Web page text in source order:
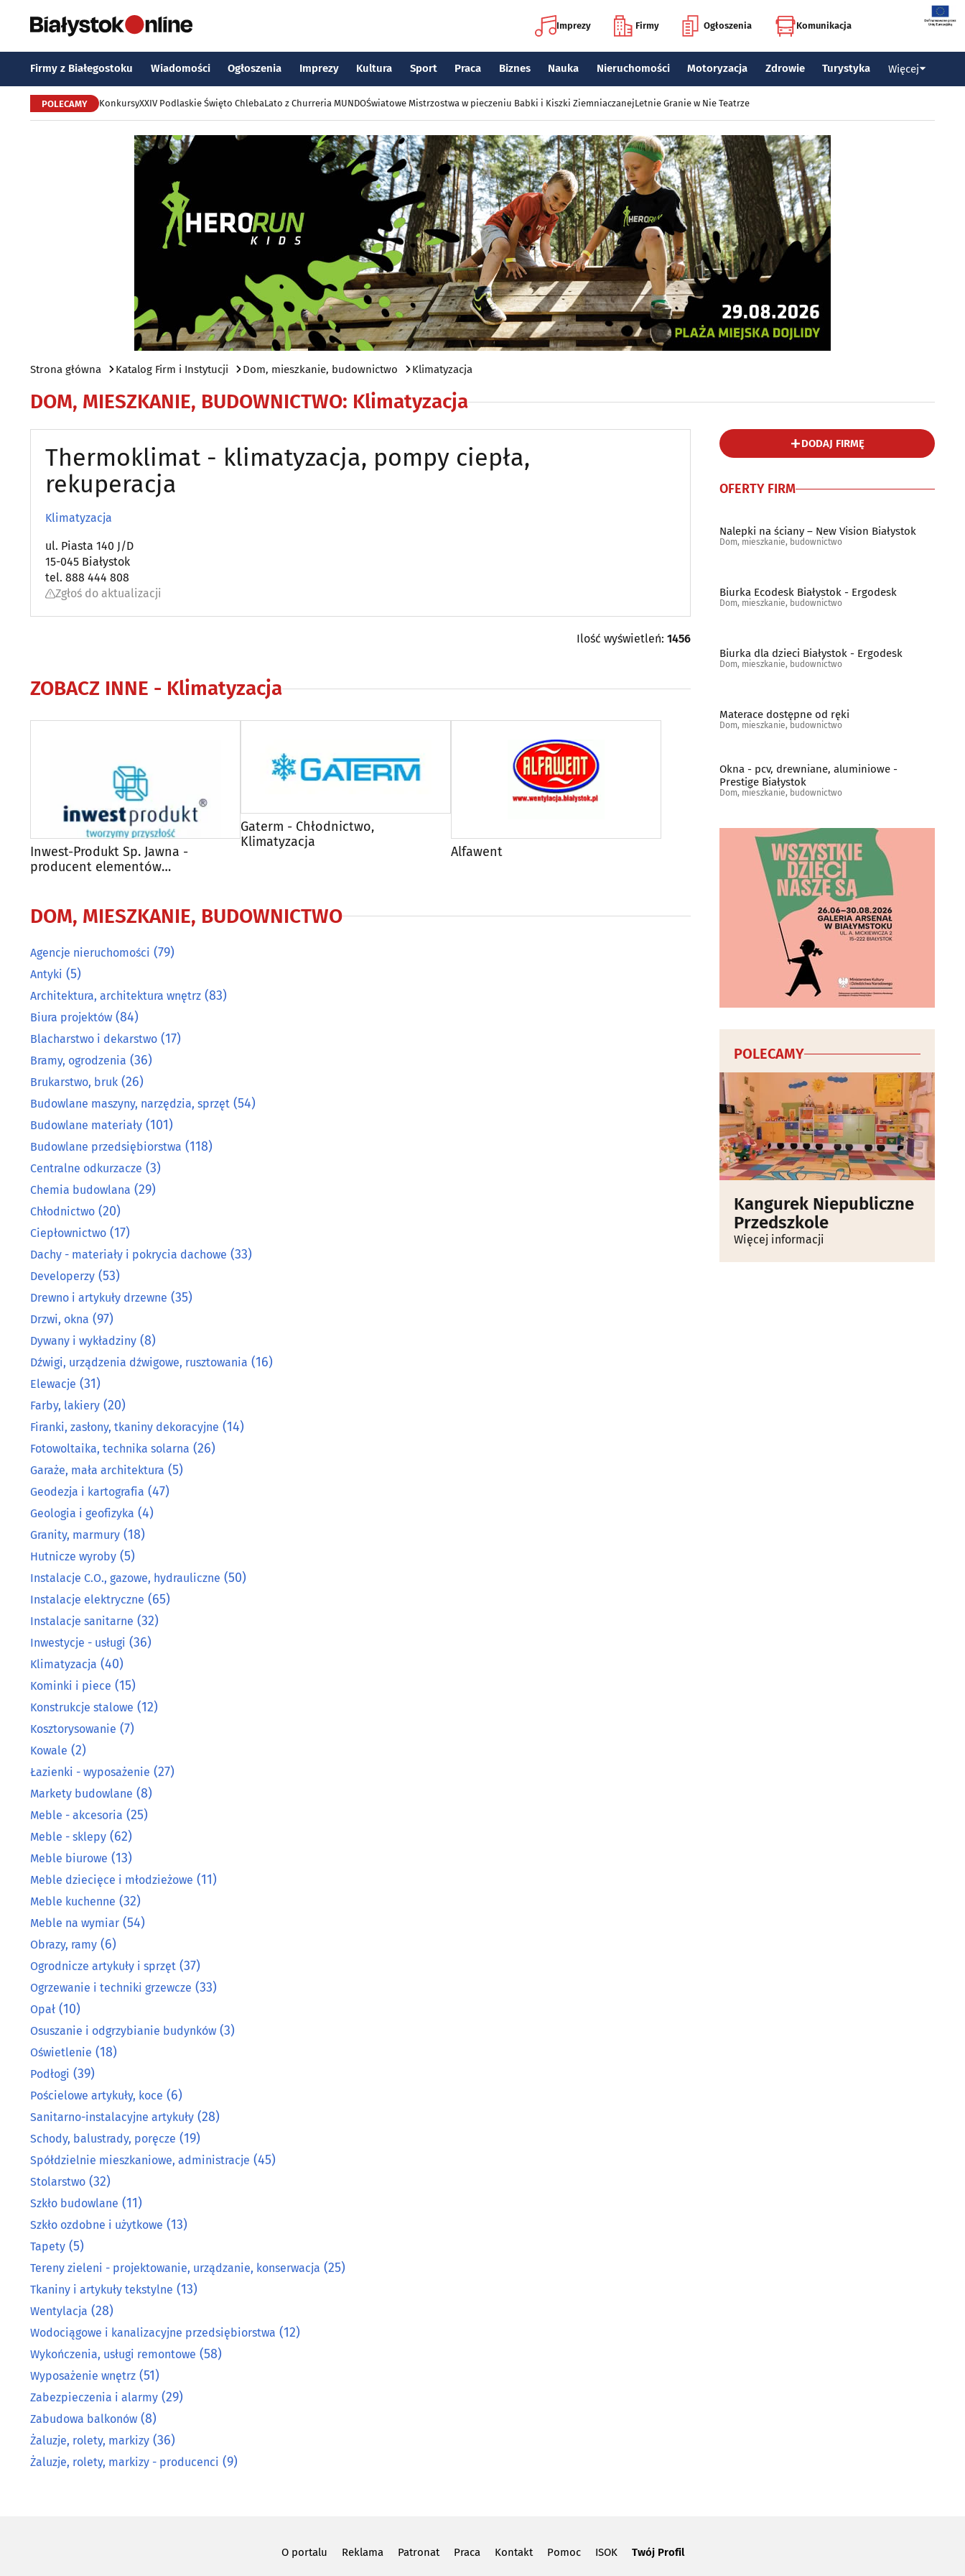
Imprezy Firmy Ogłoszenia Komunikacja
Firmy z Białegostoku Wiadomości Ogłoszenia Imprezy Kultura Sport Praca Biznes Nauka Nieruchomości Motoryzacja Zdrowie Turystyka Więcej
POLECAMY KonkursyXXIV Podlaskie Święto ChlebaLato z Churreria MUNDOŚwiatowe Mistrzostwa w pieczeniu Babki i Kiszki ZiemniaczanejLetnie Granie w Nie Teatrze
Strona główna Katalog Firm i Instytucji Dom, mieszkanie, budownictwo Klimatyzacja
DOM, MIESZKANIE, BUDOWNICTWO: Klimatyzacja
Thermoklimat - klimatyzacja, pompy ciepła,
rekuperacja
Klimatyzacja
ul. Piasta 140 J/D
15-045 Białystok
tel. 888 444 808
Zgłoś do aktualizacji
Ilość wyświetleń: 1456
ZOBACZ INNE - Klimatyzacja
Inwest-Produkt Sp. Jawna -
producent elementów
Gaterm - Chłodnictwo,
Klimatyzacja
Alfawent
DOM, MIESZKANIE, BUDOWNICTWO
Agencje nieruchomości (79)
Antyki (5)
Architektura, architektura wnętrz (83)
Biura projektów (84)
Blacharstwo i dekarstwo (17)
Bramy, ogrodzenia (36)
Brukarstwo, bruk (26)
Budowlane maszyny, narzędzia, sprzęt (54)
Budowlane materiały (101)
Budowlane przedsiębiorstwa (118)
Centralne odkurzacze (3)
Chemia budowlana (29)
Chłodnictwo (20)
Ciepłownictwo (17)
Dachy - materiały i pokrycia dachowe (33)
Developerzy (53)
Drewno i artykuły drzewne (35)
Drzwi, okna (97)
Dywany i wykładziny (8)
Dźwigi, urządzenia dźwigowe, rusztowania (16)
Elewacje (31)
Farby, lakiery (20)
Firanki, zasłony, tkaniny dekoracyjne (14)
Fotowoltaika, technika solarna (26)
Garaże, mała architektura (5)
Geodezja i kartografia (47)
Geologia i geofizyka (4)
Granity, marmury (18)
Hutnicze wyroby (5)
Instalacje C.O., gazowe, hydrauliczne (50)
Instalacje elektryczne (65)
Instalacje sanitarne (32)
Inwestycje - usługi (36)
Klimatyzacja (40)
Kominki i piece (15)
Konstrukcje stalowe (12)
Kosztorysowanie (7)
Kowale (2)
Łazienki - wyposażenie (27)
Markety budowlane (8)
Meble - akcesoria (25)
Meble - sklepy (62)
Meble biurowe (13)
Meble dziecięce i młodzieżowe (11)
Meble kuchenne (32)
Meble na wymiar (54)
Obrazy, ramy (6)
Ogrodnicze artykuły i sprzęt (37)
Ogrzewanie i techniki grzewcze (33)
Opał (10)
Osuszanie i odgrzybianie budynków (3)
Oświetlenie (18)
Podłogi (39)
Pościelowe artykuły, koce (6)
Sanitarno-instalacyjne artykuły (28)
Schody, balustrady, poręcze (19)
Spółdzielnie mieszkaniowe, administracje (45)
Stolarstwo (32)
Szkło budowlane (11)
Szkło ozdobne i użytkowe (13)
Tapety (5)
Tereny zieleni - projektowanie, urządzanie, konserwacja (25)
Tkaniny i artykuły tekstylne (13)
Wentylacja (28)
Wodociągowe i kanalizacyjne przedsiębiorstwa (12)
Wykończenia, usługi remontowe (58)
Wyposażenie wnętrz (51)
Zabezpieczenia i alarmy (29)
Zabudowa balkonów (8)
Żaluzje, rolety, markizy (36)
Żaluzje, rolety, markizy - producenci (9)
DODAJ FIRMĘ
OFERTY FIRM
Nalepki na ściany – New Vision Białystok
Dom, mieszkanie, budownictwo
Biurka Ecodesk Białystok - Ergodesk
Dom, mieszkanie, budownictwo
Biurka dla dzieci Białystok - Ergodesk
Dom, mieszkanie, budownictwo
Materace dostępne od ręki
Dom, mieszkanie, budownictwo
Okna - pcv, drewniane, aluminiowe -
Prestige Białystok
Dom, mieszkanie, budownictwo
POLECAMY
Kangurek Niepubliczne
Przedszkole
Więcej informacji
O portalu Reklama Patronat Praca Kontakt Pomoc ISOK Twój Profil